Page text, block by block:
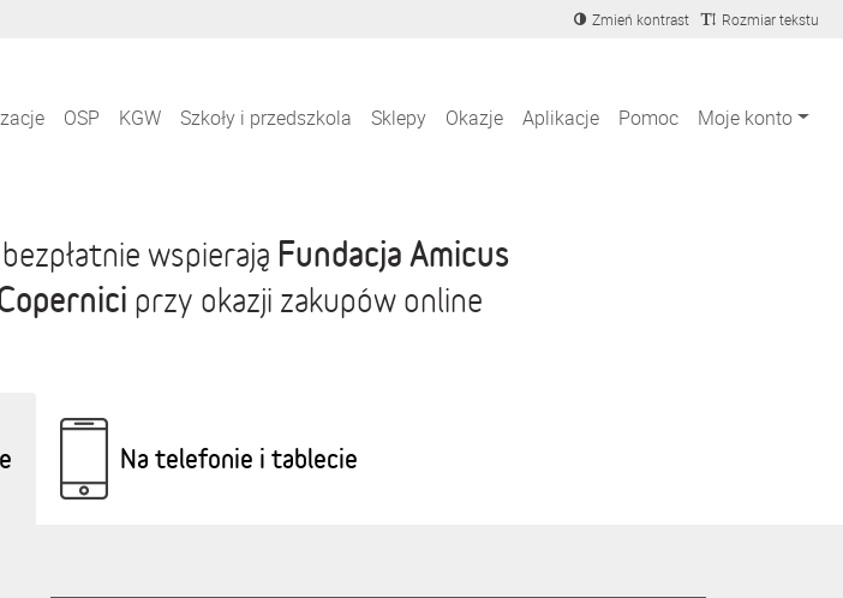
Zmień kontrast Rozmiar tekstu
OSP KGW Szkoły i przedszkola Sklepy Okazje Aplikacje Pomoc Moje konto
wspierają Fundacja Amicus
przy okazji zakupów online
Na telefonie i tablecie